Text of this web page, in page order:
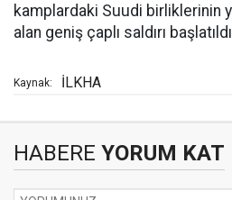
kamplardaki Suudi birliklerinin
alan geniş çaplı saldırı
Kaynak: İLKHA
HABERE YORUM KAT